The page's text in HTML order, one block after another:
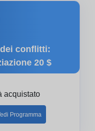
conflitti:
20 $
acquistato
Programma